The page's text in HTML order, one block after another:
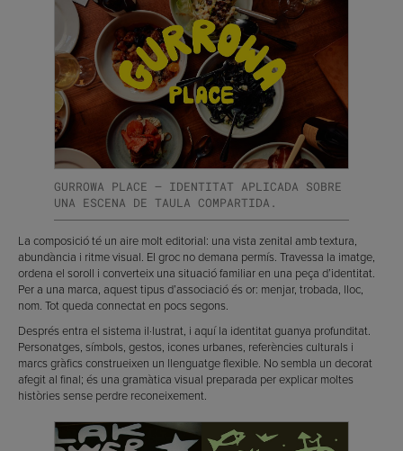
GURROWA PLACE — IDENTITAT APLICADA SOBRE
UNA ESCENA DE TAULA COMPARTIDA.
La composició té un aire molt editorial: una vista zenital amb textura,
abundància i ritme visual. El groc no demana permís. Travessa la imatge,
ordena el soroll i converteix una situació familiar en una peça d’identitat.
Per a una marca, aquest tipus d’associació és or: menjar, trobada, lloc,
nom. Tot queda connectat en pocs segons.
Després entra el sistema il·lustrat, i aquí la identitat guanya profunditat.
Personatges, símbols, gestos, icones urbanes, referències culturals i
marcs gràfics construeixen un llenguatge flexible. No sembla un decorat
afegit al final; és una gramàtica visual preparada per explicar moltes
històries sense perdre reconeixement.